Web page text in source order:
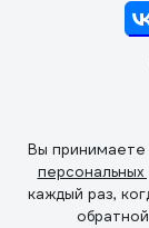
Вы принимаете
персональных
каждый раз,